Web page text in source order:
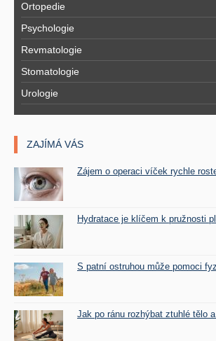
Ortopedie
Psychologie
Revmatologie
Stomatologie
Urologie
ZAJÍMÁ VÁS
Zájem o operaci víček rychle
Hydratace je klíčem k pružnosti
S patní ostruhou může pomoci
Jak po ránu rozhýbat ztuhlé tělo